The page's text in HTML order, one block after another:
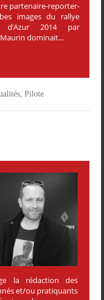
partenaire-reporter-
images du rallye
d’Azur 2014 par
dominait...
Pilote
la rédaction des
et/ou pratiquants